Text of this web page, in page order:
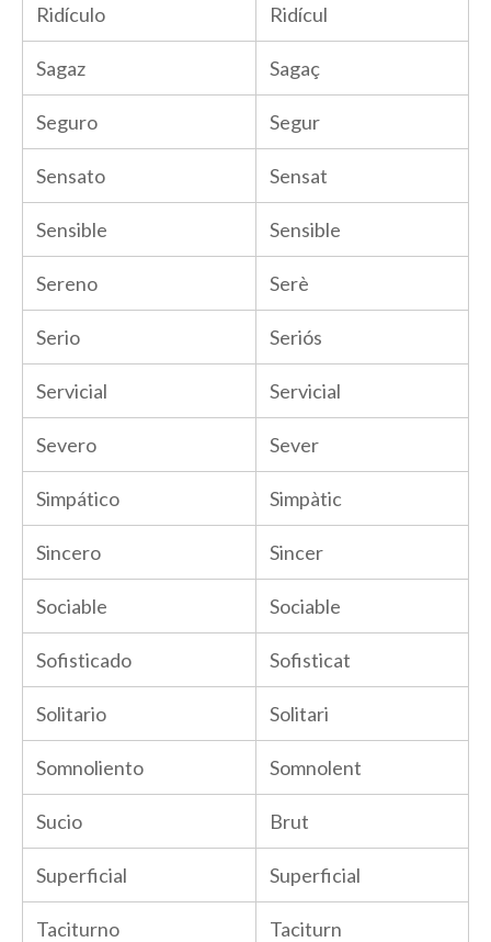
Ridículo Ridícul
Sagaz Sagaç
Seguro Segur
Sensato Sensat
Sensible Sensible
Sereno Serè
Serio Seriós
Servicial Servicial
Severo Sever
Simpático Simpàtic
Sincero Sincer
Sociable Sociable
Sofisticado Sofisticat
Solitario Solitari
Somnoliento Somnolent
Sucio Brut
Superficial Superficial
Taciturno Taciturn